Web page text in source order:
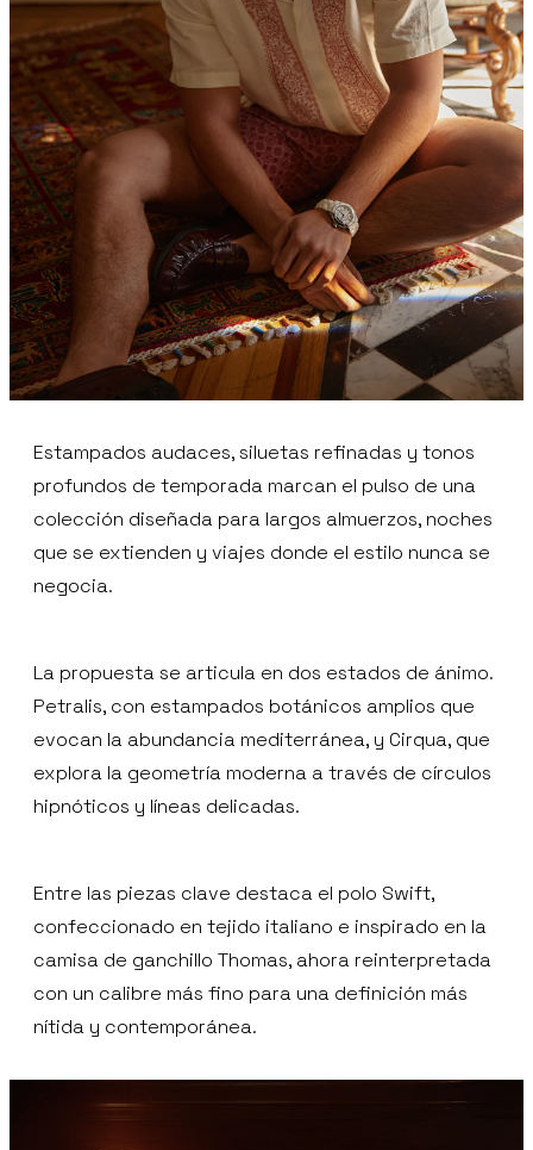
Estampados audaces, siluetas refinadas y tonos
profundos de temporada marcan el pulso de una
colección diseñada para largos almuerzos, noches
que se extienden y viajes donde el estilo nunca se
negocia.
La propuesta se articula en dos estados de ánimo.
Petralis, con estampados botánicos amplios que
evocan la abundancia mediterránea, y Cirqua, que
explora la geometría moderna a través de círculos
hipnóticos y líneas delicadas.
Entre las piezas clave destaca el polo Swift,
confeccionado en tejido italiano e inspirado en la
camisa de ganchillo Thomas, ahora reinterpretada
con un calibre más fino para una definición más
nítida y contemporánea.